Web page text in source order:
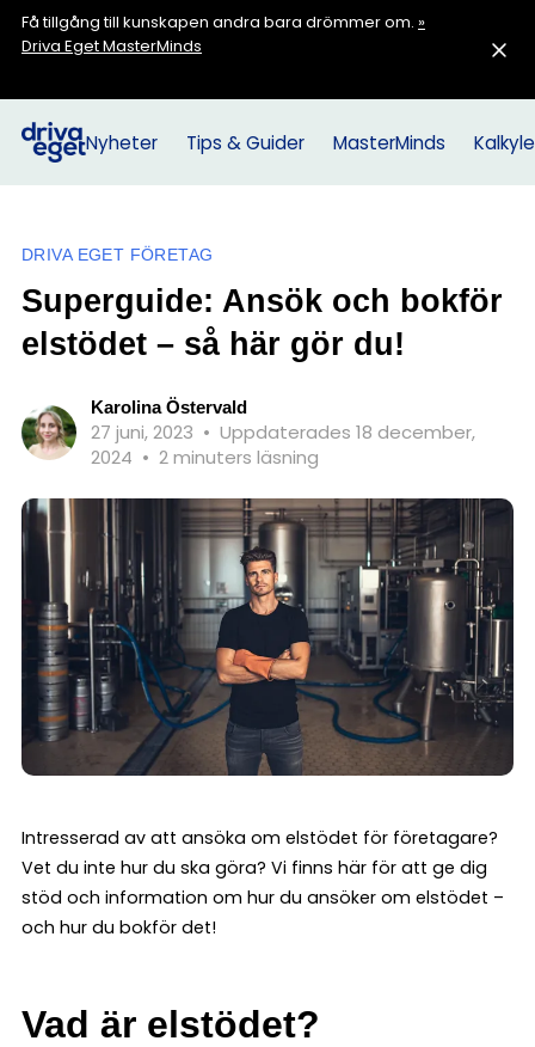
Få tillgång till kunskapen andra bara drömmer om. »
Driva Eget MasterMinds
Nyheter Tips & Guider MasterMinds
DRIVA EGET FÖRETAG
Superguide: Ansök och bokför
elstödet – så här gör du!
Karolina Östervald
27 juni, 2023 • Uppdaterades 18 december,
2024 • 2 minuters läsning
Intresserad av att ansöka om elstödet för företagare?
Vet du inte hur du ska göra? Vi finns här för att ge dig
stöd och information om hur du ansöker om elstödet –
och hur du bokför det!
Vad är elstödet?